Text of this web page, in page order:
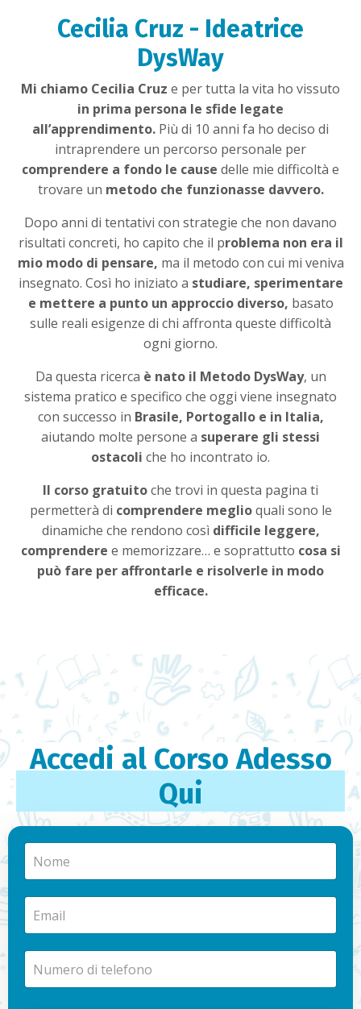
Cecilia Cruz - Ideatrice
DysWay
Mi chiamo Cecilia Cruz e per tutta la vita ho vissuto
in prima persona le sfide legate
all’apprendimento. Più di 10 anni fa ho deciso di
intraprendere un percorso personale per
comprendere a fondo le cause delle mie difficoltà e
trovare un metodo che funzionasse davvero.
Dopo anni di tentativi con strategie che non davano
risultati concreti, ho capito che il problema non era il
mio modo di pensare, ma il metodo con cui mi veniva
insegnato. Così ho iniziato a studiare, sperimentare
e mettere a punto un approccio diverso, basato
sulle reali esigenze di chi affronta queste difficoltà
ogni giorno.
Da questa ricerca è nato il Metodo DysWay, un
sistema pratico e specifico che oggi viene insegnato
con successo in Brasile, Portogallo e in Italia,
aiutando molte persone a superare gli stessi
ostacoli che ho incontrato io.
Il corso gratuitoche trovi in questa pagina ti
permetterà di comprendere meglioquali sono le
dinamiche che rendono cosìdifficile leggere,
comprendere e memorizzare… e soprattutto cosa si
può fare per affrontarle e risolverle in modo
efficace.
Accedi al Corso Adesso
Qui